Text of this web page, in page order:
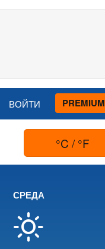
ВОЙТИ PREMIUM
°C / °F
СРЕДА